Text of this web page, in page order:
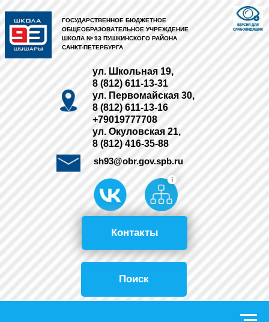
ГОСУДАРСТВЕННОЕ БЮДЖЕТНОЕ
ОБЩЕОБРАЗОВАТЕЛЬНОЕ УЧРЕЖДЕНИЕ
ШКОЛА № 93 ПУШКИНСКОГО РАЙОНА
САНКТ-ПЕТЕРБУРГА
ул. Школьная 19,
8 (812) 611-13-31
ул. Первомайская 30,
8 (812) 611-13-16
+79019777708
ул. Окуловская 21,
8 (812) 416-35-88
sh93@obr.gov.spb.ru
Поиск
Контакты